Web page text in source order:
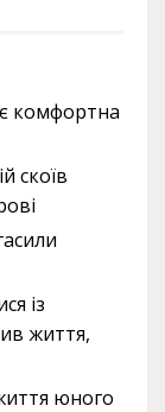
комфортна
скоїв
із
життя,
юного